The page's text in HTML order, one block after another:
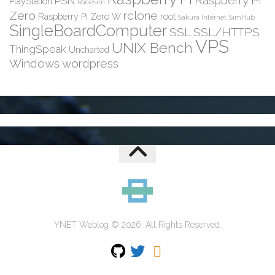
RaceSim
Zero Raspberry Pi Zero W rclone root Sakura Internet SimHub
SingleBoardComputer SSL SSL/HTTPS
ThingSpeak Uncharted UNIX Bench VPS
Windows wordpress
YNET Weblog © 2026. All Rights Reserved.